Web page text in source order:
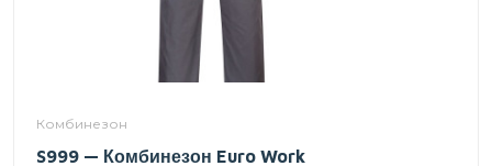
Комбинезон
S999 — Комбинезон Euro Work